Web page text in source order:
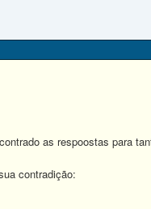
as respoostas para
contradição: